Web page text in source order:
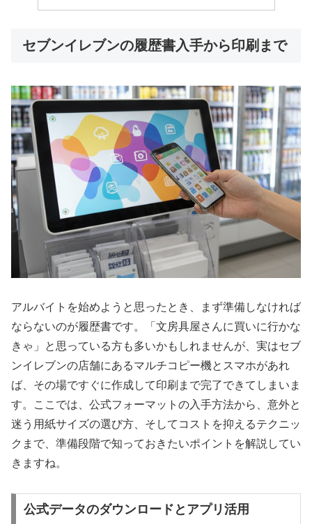
セブンイレブンの履歴書入手から印刷まで
アルバイトを始めようと思ったとき、まず準備しなければ
ならないのが履歴書です。「文房具屋さんに買いに行かな
きゃ」と思っている方も多いかもしれませんが、実はセブ
ンイレブンの店舗にあるマルチコピー機とスマホがあれ
ば、その場ですぐに作成して印刷まで完了できてしまいま
す。ここでは、公式フォーマットの入手方法から、意外と
迷う用紙サイズの選び方、そしてコストを抑えるテクニッ
クまで、準備段階で知っておきたいポイントを解説してい
きますね。
公式データのダウンロードとアプリ活用